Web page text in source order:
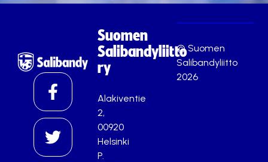
Suomen
Salibandyliitto
ry
Alakiventie
2,
00920
Helsinki
P.
© Suomen
Salibandyliitto
2026